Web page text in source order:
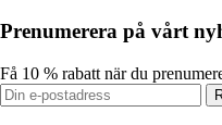
Prenumerera på vårt
Få 10 % rabatt när du